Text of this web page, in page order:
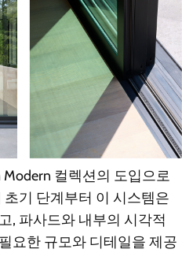
컬렉션의 도입으로
기 단계부터 이 시스템은
, 파사드와 내부의 시각적
요한 규모와 디테일을 제공